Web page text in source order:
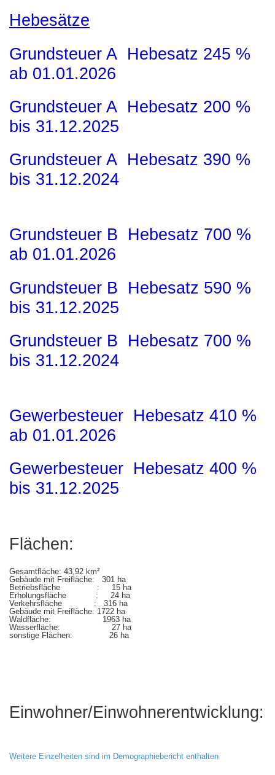
Hebesätze
Grundsteuer A Hebesatz 245 %
ab 01.01.2026
Grundsteuer A Hebesatz 200 %
bis 31.12.2025
Grundsteuer A Hebesatz 390 %
bis 31.12.2024
Grundsteuer B Hebesatz 700 %
ab 01.01.2026
Grundsteuer B Hebesatz 590 %
bis 31.12.2025
Grundsteuer B Hebesatz 700 %
bis 31.12.2024
Gewerbesteuer Hebesatz 410 %
ab 01.01.2026
Gewerbesteuer Hebesatz 400 %
bis 31.12.2025
Flächen:
Gesamtfläche: 43,92 km²
Gebäude mit Freifläche: 301 ha
Betriebsfläche : 15 ha
Erholungsfläche : 24 ha
Verkehrsfläche : 316 ha
Gebäude mit Freifläche: 1722 ha
Waldfläche: 1963 ha
Wasserfläche: 27 ha
sonstige Flächen: 26 ha
Einwohner/Einwohnerentwicklung:
Weitere Einzelheiten sind im Demographiebericht enthalten